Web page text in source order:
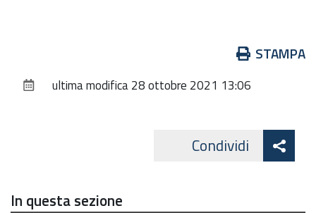
documento
STAMPA
ultima modifica28 ottobre 2021 13:06
Condividi
In questa sezione